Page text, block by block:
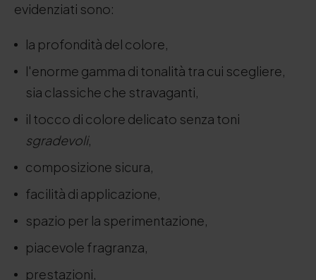
evidenziati sono:
la profondità del colore,
l'enorme gamma di tonalità tra cui scegliere,
sia classiche che stravaganti,
il tocco di colore delicato senza toni
sgradevoli,
composizione sicura,
facilità di applicazione,
spazio per la sperimentazione,
piacevole fragranza,
prestazioni,